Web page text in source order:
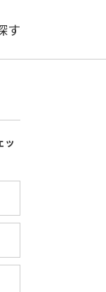
す
ッ